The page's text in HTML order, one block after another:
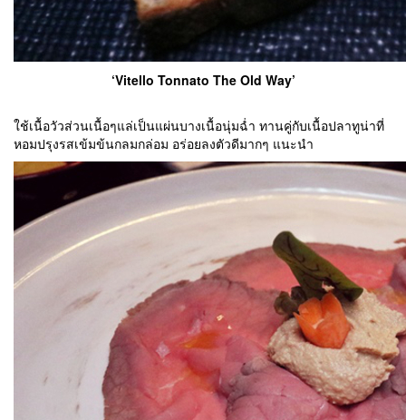
‘Vitello Tonnato The Old Way’
ใช้เนื้อวัวส่วนเนื้อๆแล่เป็นแผ่นบางเนื้อนุ่มฉ่ำ ทานคู่กับเนื้อปลาทูน่าที่
หอมปรุงรสเข้มข้นกลมกล่อม อร่อยลงตัวดีมากๆ แนะนำ